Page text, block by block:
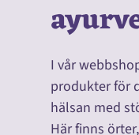
I vår
produkter för
hälsan med
Här finns